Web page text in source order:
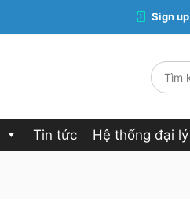
Sign up
Tin tức Hệ thống đại lý